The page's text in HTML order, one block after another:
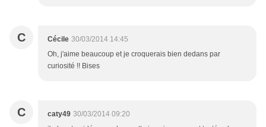
C Cécile 30/03/2014 14:45
Oh, j'aime beaucoup et je croquerais bien dedans par
curiosité !! Bises
C caty49 30/03/2014 09:20